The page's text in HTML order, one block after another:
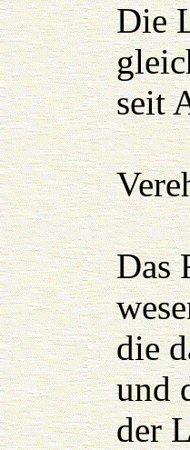
Die
seit
Das
die
und
der